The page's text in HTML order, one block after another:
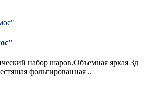
набор шаров.Объемная яркая 3д
фольгированная ..